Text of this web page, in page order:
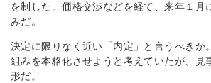
を制した。価格交渉などを経て、来年１月
みだ。
決定に限りなく近い「内定」と言うべきか
組みを本格化させようと考えていたが、見
形だ。